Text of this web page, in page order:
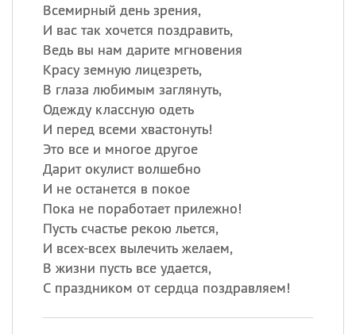
Всемирный день зрения,
И вас так хочется поздравить,
Ведь вы нам дарите мгновения
Красу земную лицезреть,
В глаза любимым заглянуть,
Одежду классную одеть
И перед всеми хвастонуть!
Это все и многое другое
Дарит окулист волшебно
И не останется в покое
Пока не поработает прилежно!
Пусть счастье рекою льется,
И всех-всех вылечить желаем,
В жизни пусть все удается,
С праздником от сердца поздравляем!